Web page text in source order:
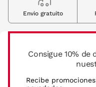
Consigue 10%
Recibe
Envio gratuito